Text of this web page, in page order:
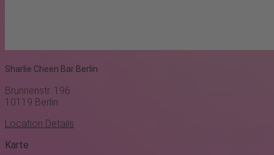
Sharlie Cheen Bar Berlin
Brunnenstr. 196
10119 Berlin
Location Details
Karte